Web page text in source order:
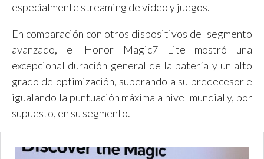
especialmente streaming de vídeo y juegos.
En comparación con otros dispositivos del segmento
avanzado, el Honor Magic7 Lite mostró una
excepcional duración general de la batería y un alto
grado de optimización, superando a su predecesor e
igualando la puntuación máxima a nivel mundial y, por
supuesto, en su segmento.